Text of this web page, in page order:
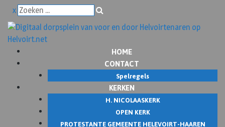
x
HOME
CONTACT
Spelregels
KERKEN
H. NICOLAASKERK
OPEN KERK
PROTESTANTE GEMEENTE HELEVOIRT-HAAREN